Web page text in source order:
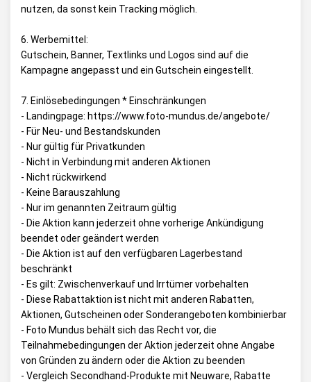
nutzen, da sonst kein Tracking möglich.
6. Werbemittel:
Gutschein, Banner, Textlinks und Logos sind auf die
Kampagne angepasst und ein Gutschein eingestellt.
7. Einlösebedingungen * Einschränkungen
- Landingpage: https://www.foto-mundus.de/angebote/
- Für Neu- und Bestandskunden
- Nur gültig für Privatkunden
- Nicht in Verbindung mit anderen Aktionen
- Nicht rückwirkend
- Keine Barauszahlung
- Nur im genannten Zeitraum gültig
- Die Aktion kann jederzeit ohne vorherige Ankündigung
beendet oder geändert werden
- Die Aktion ist auf den verfügbaren Lagerbestand
beschränkt
- Es gilt: Zwischenverkauf und Irrtümer vorbehalten
- Diese Rabattaktion ist nicht mit anderen Rabatten,
Aktionen, Gutscheinen oder Sonderangeboten kombinierbar
- Foto Mundus behält sich das Recht vor, die
Teilnahmebedingungen der Aktion jederzeit ohne Angabe
von Gründen zu ändern oder die Aktion zu beenden
- Vergleich Secondhand-Produkte mit Neuware, Rabatte